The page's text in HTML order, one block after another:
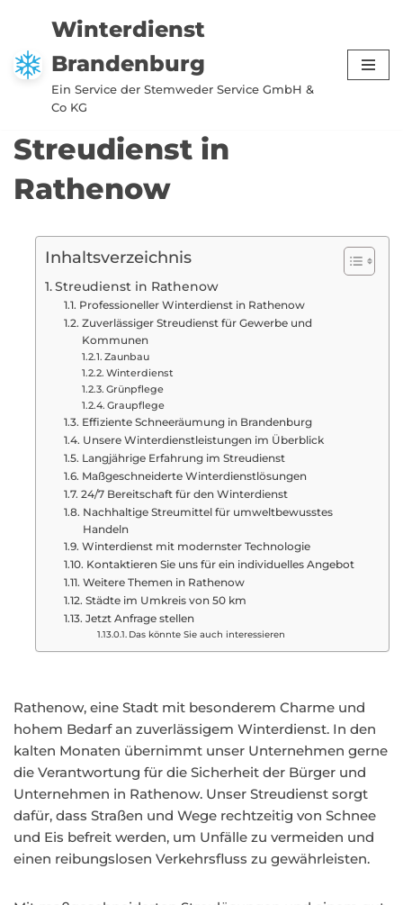
Zum
Inhalt
springen
Winterdienst
Brandenburg
Ein Service der Stemweder Service GmbH &
Co KG
Streudienst in
Rathenow
Inhaltsverzeichnis
Streudienst in Rathenow
Professioneller Winterdienst in Rathenow
Zuverlässiger Streudienst für Gewerbe und
Kommunen
Zaunbau
Winterdienst
Grünpflege
Graupflege
Effiziente Schneeräumung in Brandenburg
Unsere Winterdienstleistungen im Überblick
Langjährige Erfahrung im Streudienst
Maßgeschneiderte Winterdienstlösungen
24/7 Bereitschaft für den Winterdienst
Nachhaltige Streumittel für umweltbewusstes
Handeln
Winterdienst mit modernster Technologie
Kontaktieren Sie uns für ein individuelles Angebot
Weitere Themen in Rathenow
Städte im Umkreis von 50 km
Jetzt Anfrage stellen
Das könnte Sie auch interessieren
Rathenow, eine Stadt mit besonderem Charme und
hohem Bedarf an zuverlässigem Winterdienst. In den
kalten Monaten übernimmt unser Unternehmen gerne
die Verantwortung für die Sicherheit der Bürger und
Unternehmen in Rathenow. Unser Streudienst sorgt
dafür, dass Straßen und Wege rechtzeitig von Schnee
und Eis befreit werden, um Unfälle zu vermeiden und
einen reibungslosen Verkehrsfluss zu gewährleisten.